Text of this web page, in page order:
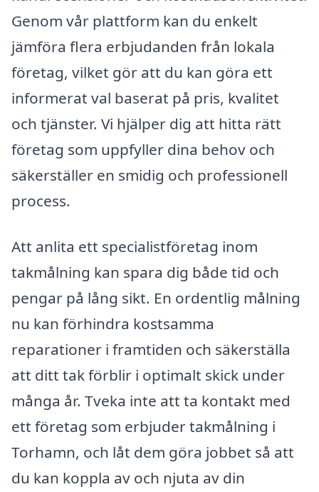
Genom vår plattform kan du enkelt
jämföra flera erbjudanden från lokala
företag, vilket gör att du kan göra ett
informerat val baserat på pris, kvalitet
och tjänster. Vi hjälper dig att hitta rätt
företag som uppfyller dina behov och
säkerställer en smidig och professionell
process.
Att anlita ett specialistföretag inom
takmålning kan spara dig både tid och
pengar på lång sikt. En ordentlig målning
nu kan förhindra kostsamma
reparationer i framtiden och säkerställa
att ditt tak förblir i optimalt skick under
många år. Tveka inte att ta kontakt med
ett företag som erbjuder takmålning i
Torhamn, och låt dem göra jobbet så att
du kan koppla av och njuta av din